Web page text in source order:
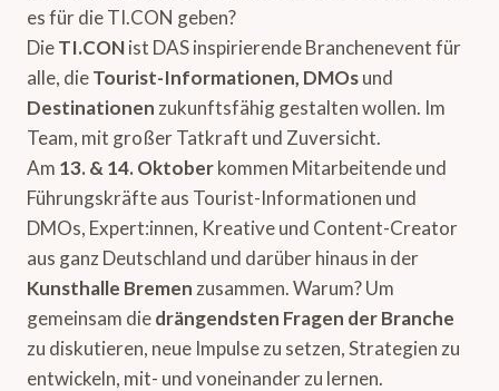
es für die TI.CON geben?
DieTI.CONist DAS inspirierende Branchenevent für
alle, dieTourist-Informationen, DMOsund
Destinationen zukunftsfähig gestalten wollen. Im
Team, mit großer Tatkraft und Zuversicht.
Am 13. & 14. Oktoberkommen Mitarbeitende und
Führungskräfte aus Tourist-Informationen und
DMOs, Expert:innen, Kreative und Content-Creator
aus ganz Deutschland und darüber hinaus in der
Kunsthalle Bremen zusammen. Warum? Um
gemeinsam diedrängendsten Fragen der Branche
zu diskutieren, neue Impulse zu setzen, Strategien zu
entwickeln, mit- und voneinander zu lernen.